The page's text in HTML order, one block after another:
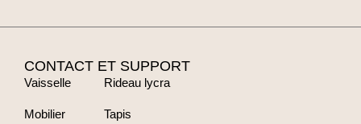
CONTACT ET SUPPORT
Vaisselle
Mobilier
Rideau lycra
Tapis